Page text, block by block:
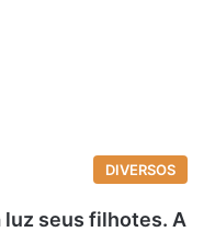
DIVERSOS
luz seus filhotes. A